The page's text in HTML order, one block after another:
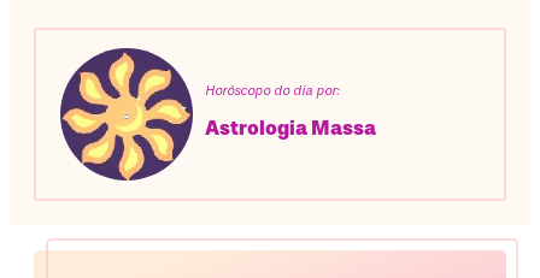
Horóscopo do dia por:
Astrologia Massa